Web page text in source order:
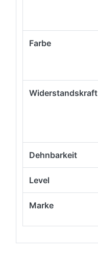
Farbe
Widerstandskraft
Dehnbarkeit
Level
Marke